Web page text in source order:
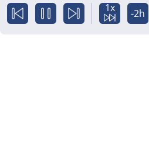
1x -2h